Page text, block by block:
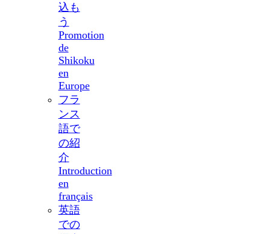
込も
う
Promotion
de
Shikoku
en
Europe
フラ
ンス
語で
の紹
介
Introduction
en
français
英語
での